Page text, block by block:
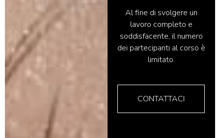
Al fine di svolgere un
lavoro completo e
soddisfacente, il numero
dei partecipanti al corso è
limitato.
CONTATTACI